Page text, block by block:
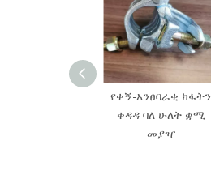
የቀኝ-አንፀባራቂ ክፋትን
ቀዳዳ ባለ ሁለት ቋሚ
መያዣ